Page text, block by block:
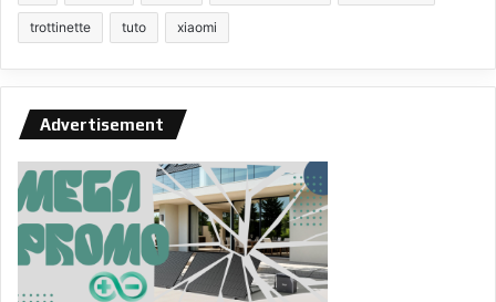
trottinette tuto xiaomi
Advertisement